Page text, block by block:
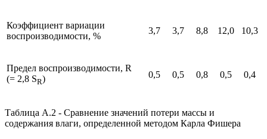
Коэффициент вариации
воспроизводимости, %
3,7 3,7 8,8 12,0 10,3
Предел воспроизводимости, R
(= 2,8 SR) 0,5 0,5 0,8 0,5 0,4
Таблица А.2 - Сравнение значений потери массы и
содержания влаги, определенной методом Карла Фишера